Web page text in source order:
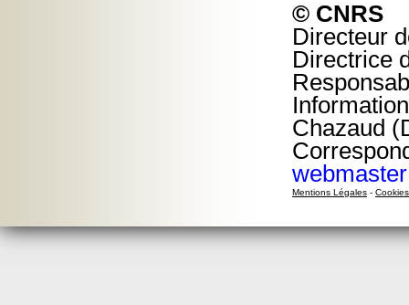
© CNRS
Directeur
Directrice
Chazaud
Mentions Légales - Cookies